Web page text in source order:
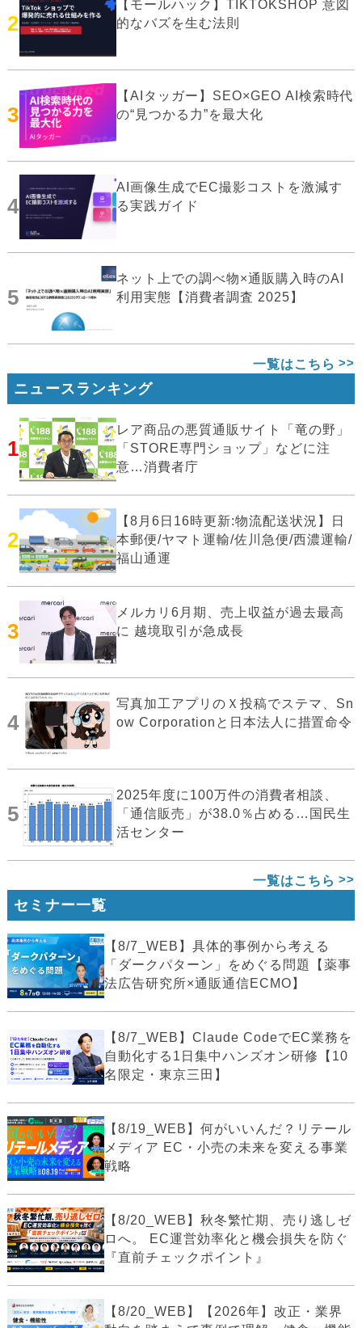
2
【モールハック】TIKTOKSHOP 意図
的なバズを生む法則
3
【AIタッガー】SEO×GEO AI検索時代
の“見つかる力”を最大化
4
AI画像生成でEC撮影コストを激減す
る実践ガイド
5
ネット上での調べ物×通販購入時のAI
利用実態【消費者調査 2025】
一覧はこちら
ニュースランキング
1
レア商品の悪質通販サイト「竜の野」
「STORE専門ショップ」などに注
意…消費者庁
2
【8月6日16時更新:物流配送状況】日
本郵便/ヤマト運輸/佐川急便/西濃運輸/
福山通運
3
メルカリ6月期、売上収益が過去最高
に 越境取引が急成長
4
写真加工アプリのＸ投稿でステマ、Sn
ow Corporationと日本法人に措置命令
5
2025年度に100万件の消費者相談、
「通信販売」が38.0％占める…国民生
活センター
一覧はこちら
セミナー一覧
【8/7_WEB】具体的事例から考える
「ダークパターン」をめぐる問題【薬事
法広告研究所×通販通信ECMO】
【8/7_WEB】Claude CodeでEC業務を
自動化する1日集中ハンズオン研修【10
名限定・東京三田】
【8/19_WEB】何がいいんだ？リテール
メディア EC・小売の未来を変える事業
戦略
【8/20_WEB】秋冬繁忙期、売り逃しゼ
ロへ。 EC運営効率化と機会損失を防ぐ
『直前チェックポイント』
【8/20_WEB】【2026年】改正・業界